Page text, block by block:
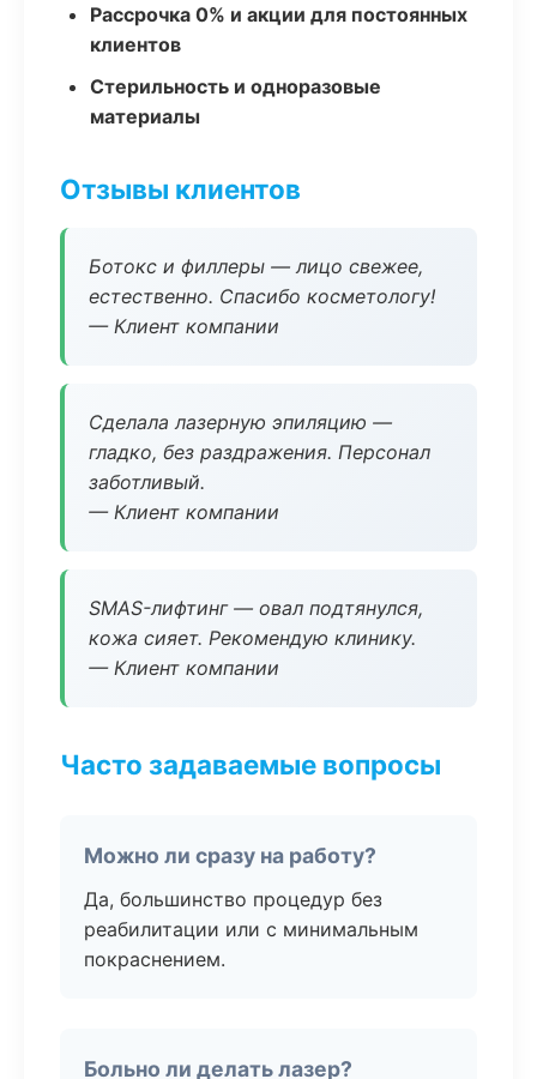
Рассрочка 0% и акции для постоянных
клиентов
Стерильность и одноразовые
материалы
Отзывы клиентов
Ботокс и филлеры — лицо свежее,
естественно. Спасибо косметологу!
— Клиент компании
Сделала лазерную эпиляцию —
гладко, без раздражения. Персонал
заботливый.
— Клиент компании
SMAS-лифтинг — овал подтянулся,
кожа сияет. Рекомендую клинику.
— Клиент компании
Часто задаваемые вопросы
Можно ли сразу на работу?
Да, большинство процедур без
реабилитации или с минимальным
покраснением.
Больно ли делать лазер?